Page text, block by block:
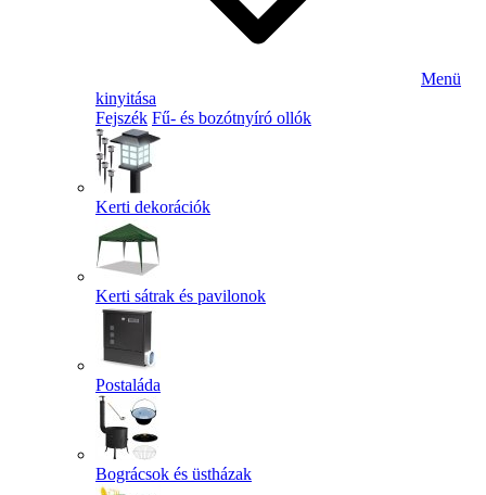
Menü
kinyitása
Fejszék Fű- és bozótnyíró ollók
Kerti dekorációk
Kerti sátrak és pavilonok
Postaláda
Bográcsok és üstházak